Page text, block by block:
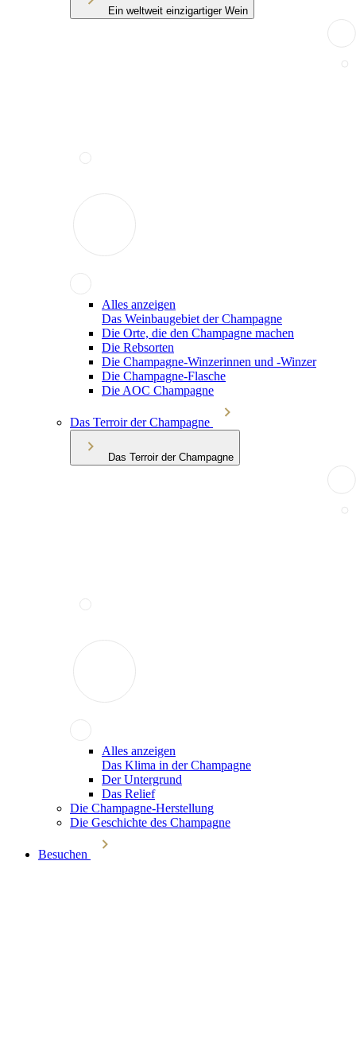
Ein weltweit einzigartiger Wein
Alles anzeigen
Das Weinbaugebiet der Champagne
Die Orte, die den Champagne machen
Die Rebsorten
Die Champagne-Winzerinnen und -Winzer
Die Champagne-Flasche
Die AOC Champagne
Das Terroir der Champagne
Das Terroir der Champagne
Alles anzeigen
Das Klima in der Champagne
Der Untergrund
Das Relief
Die Champagne-Herstellung
Die Geschichte des Champagne
Besuchen